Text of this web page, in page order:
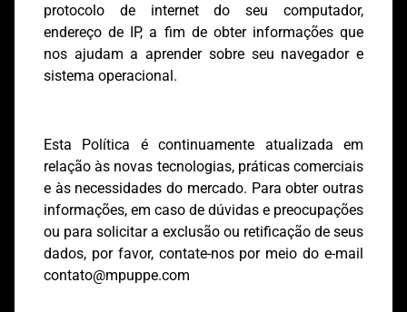
protocolo de internet do seu computador,
endereço de IP, a fim de obter informações que
nos ajudam a aprender sobre seu navegador e
sistema operacional.
Esta Política é continuamente atualizada em
relação às novas tecnologias, práticas comerciais
e às necessidades do mercado. Para obter outras
informações, em caso de dúvidas e preocupações
ou para solicitar a exclusão ou retificação de seus
dados, por favor, contate-nos por meio do e-mail
contato@mpuppe.com